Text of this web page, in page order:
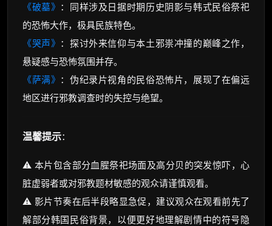
《破墓》 ：同样涉及日据时期历史阴影与韩式民俗祭祀
的恐怖大作，极具民族特色。
《哭声》 ：探讨外来信仰与本土邪祟冲撞的巅峰之作，
悬疑感与恐怖氛围并存。
《萨满》 ：伪纪录片视角的民俗恐怖片，展现了在偏远
地区进行邪教调查时的失控与绝望。
温馨提示：
⚠️ 本片包含部分血腥祭祀场面及高分贝的突发惊吓，心
脏虚弱者或对邪教题材敏感的观众请谨慎观看。
⚠️ 影片节奏在后半段略显急促，建议观众在观看前先了
解部分韩国民俗背景，以便更好地理解剧情中的符号隐